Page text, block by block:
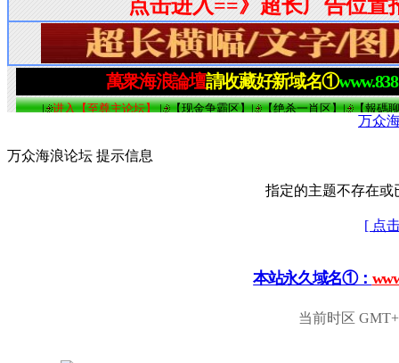
万众
万众海浪论坛 提示信息
指定的主题不存在或
[ 点
本站永久域名①：
当前时区